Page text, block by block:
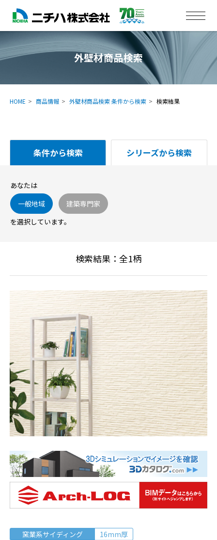
外壁材商品検索
HOME 商品情報 外壁材商品検索 条件から検索 検索結果
条件から検索 シリーズから検索
あなたは
一般地域
建築専門家
を選択しています。
検索結果：全1柄
窯業系サイディング 16mm厚